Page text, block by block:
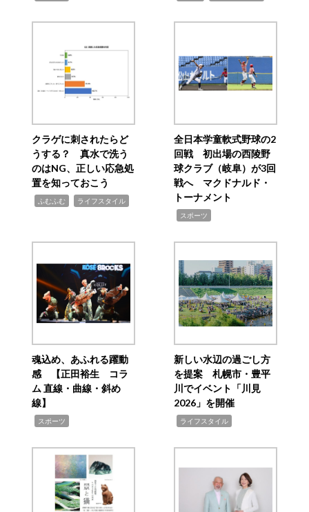
クラゲに刺されたらど
うする？ 真水で洗う
のはNG、正しい応急処
置を知っておこう
ふむふむ ライフスタイル
全日本学童軟式野球の2
回戦 初出場の西陵野
球クラブ（岐阜）が3回
戦へ マクドナルド・
トーナメント
スポーツ
魂込め、あふれる躍動
感 【正田裕生 コラ
ム 直線・曲線・斜め
線】
スポーツ
新しい水辺の過ごし方
を提案 札幌市・豊平
川でイベント「川見
2026」を開催
ライフスタイル